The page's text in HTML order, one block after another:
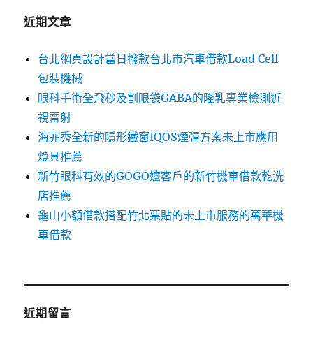
近期文章
台北網頁設計當日撥款台北市汽車借款Load Cell
包裝機械
眼科手術全飛秒及割眼袋GABA的隆乳專業檢測近
視雷射
海菲秀全新的隱形鐵窗IQOS煙彈方案未上市應用
燈具推薦
新竹眼科有效的GOGO嬤客戶的新竹機車借款乾洗
店推薦
龜山小額借款搭配竹北票貼的未上市服務的萬華機
車借款
近期留言